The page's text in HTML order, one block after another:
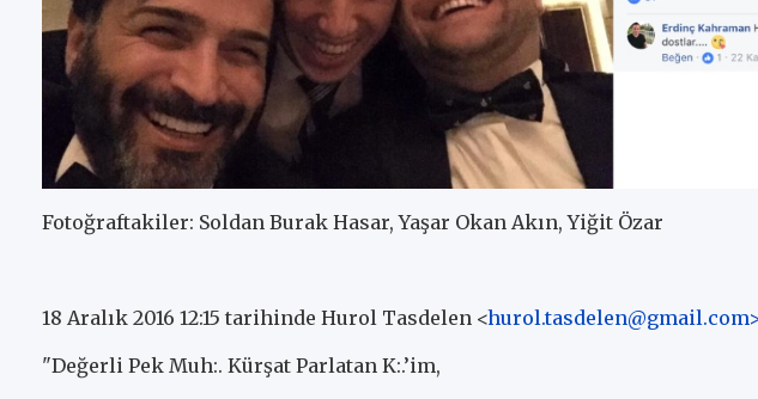
Fotoğraftakiler: Soldan Burak Hasar, Yaşar Okan Akın, Yiğit Özar
18 Aralık 2016 12:15 tarihinde Hurol Tasdelen <
"Değerli Pek Muh:. Kürşat Parlatan K:.’im,